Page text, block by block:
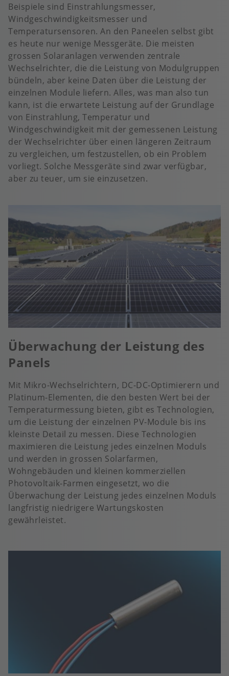
Beispiele sind Einstrahlungsmesser,
Windgeschwindigkeitsmesser und
Temperatursensoren. An den Paneelen selbst gibt
es heute nur wenige Messgeräte. Die meisten
grossen Solaranlagen verwenden zentrale
Wechselrichter, die die Leistung von Modulgruppen
bündeln, aber keine Daten über die Leistung der
einzelnen Module liefern. Alles, was man also tun
kann, ist die erwartete Leistung auf der Grundlage
von Einstrahlung, Temperatur und
Windgeschwindigkeit mit der gemessenen Leistung
der Wechselrichter über einen längeren Zeitraum
zu vergleichen, um festzustellen, ob ein Problem
vorliegt. Solche Messgeräte sind zwar verfügbar,
aber zu teuer, um sie einzusetzen.
Überwachung der Leistung des
Panels
Mit Mikro-Wechselrichtern, DC-DC-Optimierern und
Platinum-Elementen, die den besten Wert bei der
Temperaturmessung bieten, gibt es Technologien,
um die Leistung der einzelnen PV-Module bis ins
kleinste Detail zu messen. Diese Technologien
maximieren die Leistung jedes einzelnen Moduls
und werden in grossen Solarfarmen,
Wohngebäuden und kleinen kommerziellen
Photovoltaik-Farmen eingesetzt, wo die
Überwachung der Leistung jedes einzelnen Moduls
langfristig niedrigere Wartungskosten
gewährleistet.